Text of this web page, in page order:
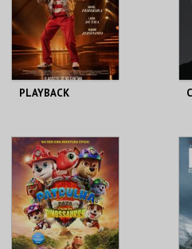
PRODUTOS
PLAYBACK
CINE-TEATRO DE
ALCOBAÇA
MAIS INFO
COMPRAR